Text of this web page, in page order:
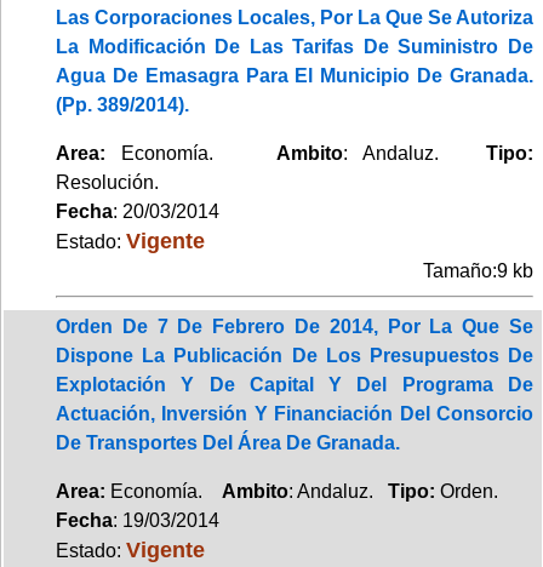
Las Corporaciones Locales, Por La Que Se Autoriza
La Modificación De Las Tarifas De Suministro De
Agua De Emasagra Para El Municipio De Granada.
(Pp. 389/2014).
Area: Economía. Ambito: Andaluz. Tipo:
Resolución.
Fecha: 20/03/2014
Estado: Vigente
Tamaño:9 kb
Orden De 7 De Febrero De 2014, Por La Que Se
Dispone La Publicación De Los Presupuestos De
Explotación Y De Capital Y Del Programa De
Actuación, Inversión Y Financiación Del Consorcio
De Transportes Del Área De Granada.
Area: Economía. Ambito: Andaluz. Tipo: Orden.
Fecha: 19/03/2014
Estado: Vigente